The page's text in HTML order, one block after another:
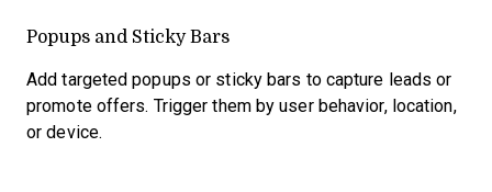
Popups and Sticky Bars
Add targeted popups or sticky bars to capture leads or
promote offers. Trigger them by user behavior, location,
or device.